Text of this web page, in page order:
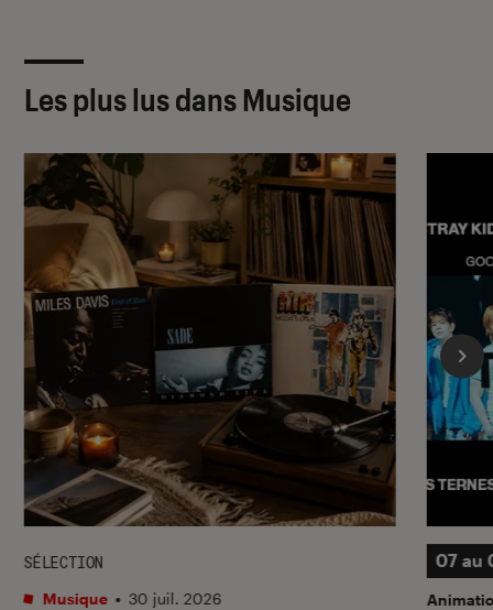
Les plus lus dans Musique
SÉLECTION
Musique • 30 juil. 2026
07 au